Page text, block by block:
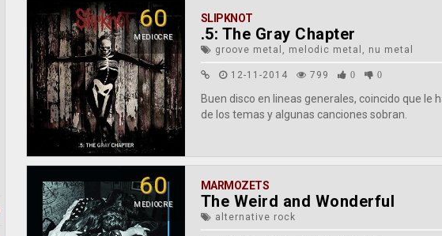
60
MEDIOCRE
SLIPKNOT
.5: The Gray Chapter
groove metal, melodic metal, nu metal
12-11-2014 799 0 0
Buen disco en lineas generales, coincido que le
de los temas y algunas canciones sobran.
60
MEDIOCRE
MARMOZETS
The Weird and Wonderful
alternative rock